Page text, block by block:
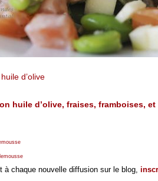
d’olive
huile d’olive, fraises, framboises,
chaque nouvelle diffusion sur le blog,